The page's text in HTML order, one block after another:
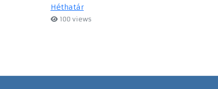
Héthatár
100 views